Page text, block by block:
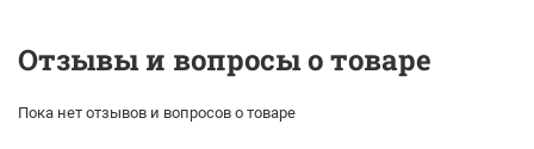
Отзывы и вопросы о товаре
Пока нет отзывов и вопросов о товаре